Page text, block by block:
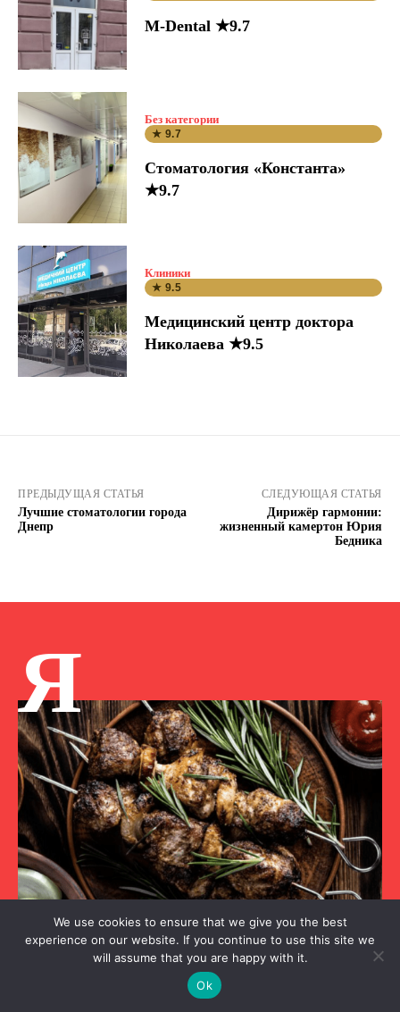
M-Dental ★9.7
Без категории
★ 9.7
Стоматология «Константа»
★9.7
Клиники
★ 9.5
Медицинский центр доктора
Николаева ★9.5
ПРЕДЫДУЩАЯ СТАТЬЯ
Лучшие стоматологии города
Днепр
СЛЕДУЮЩАЯ СТАТЬЯ
Дирижёр гармонии:
жизненный камертон Юрия
Бедника
Я
ТОП ресторанов грузинской кухни в Днепре
We use cookies to ensure that we give you the best
experience on our website. If you continue to use this site we
will assume that you are happy with it.
Ok